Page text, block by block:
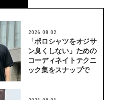
2026.08.02
「ポロシャツをオジサ
ン臭くしない」ための
コーディネイトテクニ
ック集をスナップで